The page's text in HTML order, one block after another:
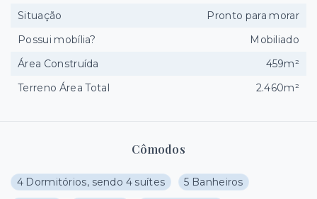
Cômodos
4 Dormitórios, sendo 4 suítes
5 Banheiros
Situação
Pronto para morar
Possui mobília?
Mobiliado
Área Construída
459m²
Terreno Área Total
2.460m²